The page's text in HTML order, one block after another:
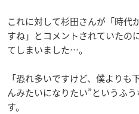
これに対して杉田さんが「時代
すね」とコメントされていたの
てしまいました…。
「恐れ多いですけど、僕よりも
んみたいになりたい”というふ
す。